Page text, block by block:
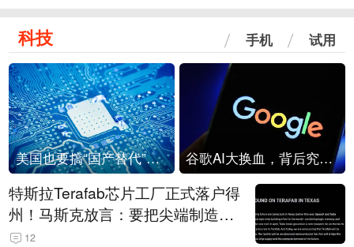
科技 手机 试用
美国也要搞“国产替代”？先算清三笔账 谷歌AI大换血，背后究竟发生了什么？
特斯拉Terafab芯片工厂正式落户得
州！马斯克放言：要把尖端制造带
回美国
12